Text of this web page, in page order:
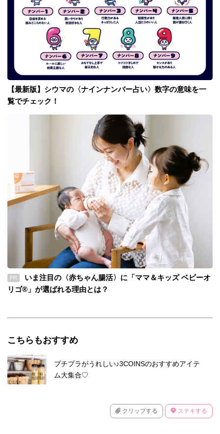
【最新版】シウマの〈ナインナンバー占い〉数字の意味を一
覧でチェック！
PR
いま注目の〈赤ちゃん腸活〉に「ママ＆キッズ ベビーオ
リゴ®」が選ばれる理由とは？
こちらもおすすめ
プチプラがうれしい♪3COINSのおすすめアイテ
ム大集合♡
クリップする ステキする